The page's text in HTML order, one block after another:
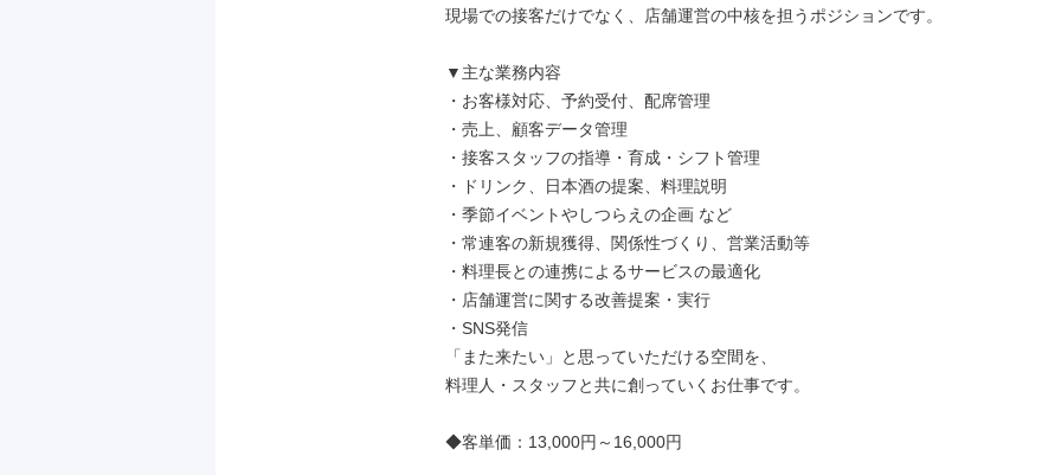
現場での接客だけでなく、店舗運営の中核を担うポジションです。
▼主な業務内容
・お客様対応、予約受付、配席管理
・売上、顧客データ管理
・接客スタッフの指導・育成・シフト管理
・ドリンク、日本酒の提案、料理説明
・季節イベントやしつらえの企画 など
・常連客の新規獲得、関係性づくり、営業活動等
・料理長との連携によるサービスの最適化
・店舗運営に関する改善提案・実行
・SNS発信
「また来たい」と思っていただける空間を、
料理人・スタッフと共に創っていくお仕事です。
◆客単価：13,000円～16,000円